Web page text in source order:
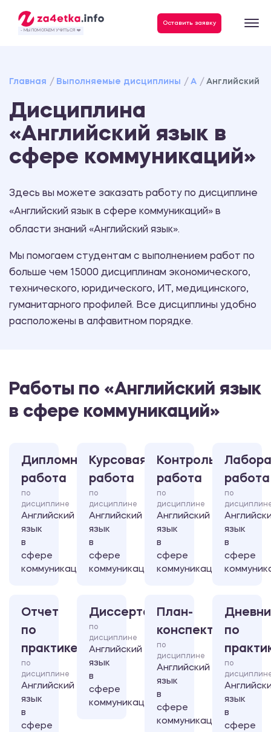
- МЫ ПОМОГАЕМ УЧИТЬСЯ ❤️
Оставить заявку
Главная Выполняемые дисциплины А Английский
Дисциплина
«Английский язык в
сфере коммуникаций»
Здесь вы можете заказать работу по дисциплине
«Английский язык в сфере коммуникаций» в
области знаний «Английский язык».
Мы помогаем студентам с выполнением работ по
больше чем 15000 дисциплинам экономического,
технического, юридического, ИТ, медицинского,
гуманитарного профилей. Все дисциплины удобно
расположены в алфавитном порядке.
Работы по «Английский язык
в сфере коммуникаций»
Дипломная
работа
по
дисциплине
Английский
язык
в
сфере
коммуникаций
Курсовая
работа
по
дисциплине
Английский
язык
в
сфере
коммуникаций
Контрольная
работа
по
дисциплине
Английский
язык
в
сфере
коммуникаций
работа
по
язык
в
сфере
Отчет
по
практике
по
дисциплине
Английский
язык
в
сфере
Диссертация
по
дисциплине
Английский
язык
в
сфере
коммуникаций
План-
конспект
по
дисциплине
Английский
язык
в
сфере
коммуникаций
по
по
язык
в
сфере